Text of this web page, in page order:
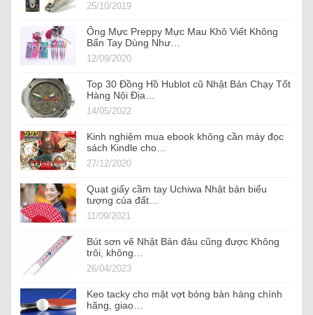
25/10/2019
Ống Mực Preppy Mực Mau Khô Viết Không
Bẩn Tay Dùng Như…
12/09/2020
Top 30 Đồng Hồ Hublot cũ Nhật Bản Chạy Tốt
Hàng Nội Địa…
14/05/2022
Kinh nghiệm mua ebook không cần máy đọc
sách Kindle cho…
27/12/2020
Quạt giấy cầm tay Uchiwa Nhật bản biểu
tượng của đất…
11/09/2021
Bút sơn vẽ Nhật Bản đâu cũng được Không
trôi, không…
26/04/2023
Keo tacky cho mặt vợt bóng bàn hàng chính
hãng, giao…